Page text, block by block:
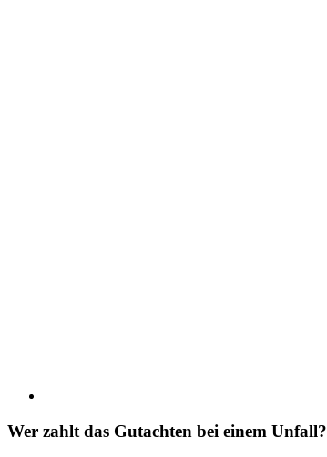
Wer zahlt das Gutachten bei einem Unfall?